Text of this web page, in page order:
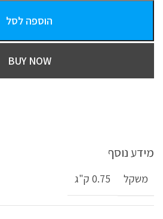
הוספה לסל
BUY NOW
מידע נוסף
משקל 0.75 ק"ג